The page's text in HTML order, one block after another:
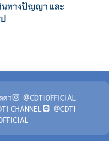
นทางปัญญา และ
ดา
@CDTIOFFICIAL
CHANNEL
@CDTI